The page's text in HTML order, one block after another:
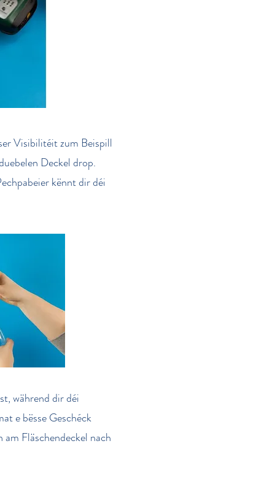
Visibilitéit zum Beispill
Deckel drop.
kënnt dir déi
während dir déi
e bësse Geschéck
Fläschendeckel nach